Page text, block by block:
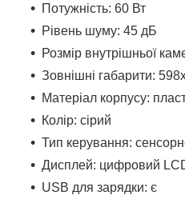
Потужність: 60 Вт
Рівень шуму: 45 дБ
Розмір внутрішньої
Зовнішні габарити:
Матеріал корпусу:
Колір: сірий
Тип керування:
Дисплей: цифровий
USB для зарядки: є